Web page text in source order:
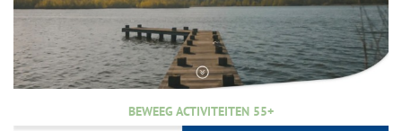
BEWEEG ACTIVITEITEN 55+